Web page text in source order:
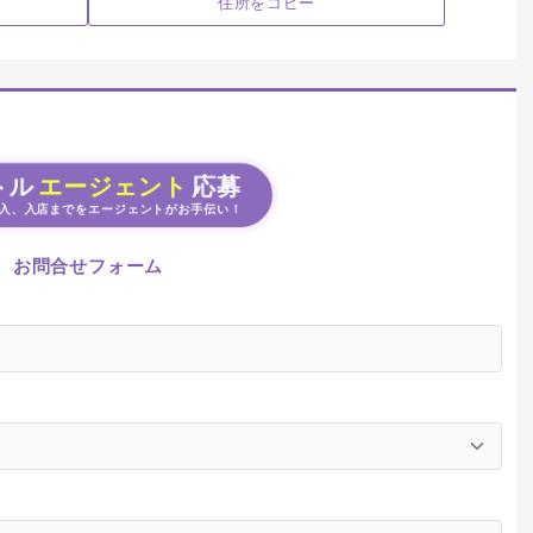
ル エージェント 応募
、入店までをエージェントがお手伝い！
お問合せフォーム